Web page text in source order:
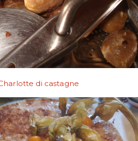
di castagne